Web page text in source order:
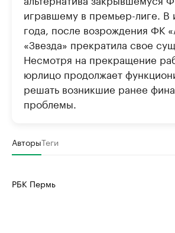
игравшему в премьер-лиге.
года, после возрождения ФК
«Звезда» прекратила свое
Несмотря на прекращение
юрлицо продолжает
решать возникшие ранее
проблемы.
АвторыТеги
РБК Пермь